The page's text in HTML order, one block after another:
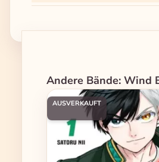
Produktgalerie
Andere Bände: Wind
AUSVERKAUFT